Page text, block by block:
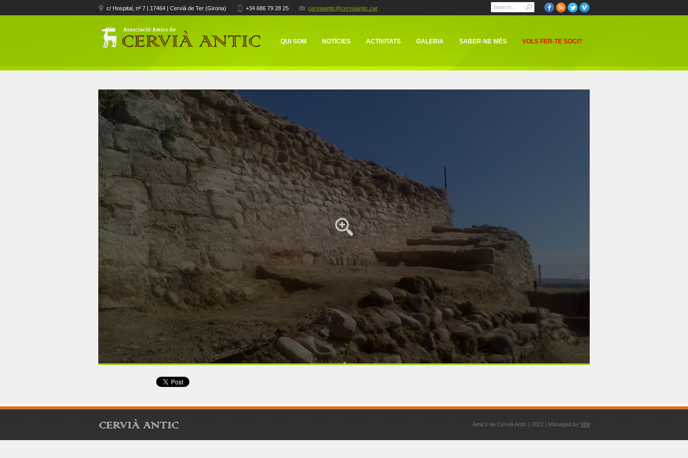
c/ Hospital, nº 7 | 17464 | Cervià de Ter (Girona) +34 686 79 28 25 cerviaantic@cerviaantic.cat
QUI SOM NOTÍCIES ACTIVITATS GALERIA SABER-NE MÉS VOLS FER-TE SOCI?
Amics de Cervià Antic | 2021 | Managed by 9Bit